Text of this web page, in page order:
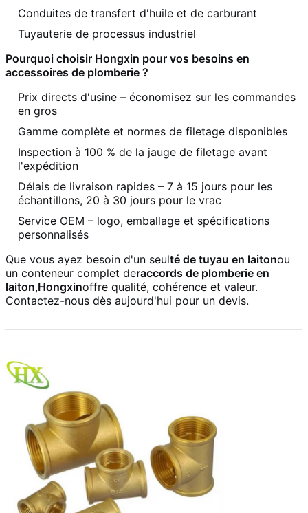
Conduites de transfert d'huile et de carburant
Tuyauterie de processus industriel
Pourquoi choisir Hongxin pour vos besoins en
accessoires de plomberie ?
Prix ​​​​directs d'usine – économisez sur les commandes
en gros
Gamme complète et normes de filetage disponibles
Inspection à 100 % de la jauge de filetage avant
l'expédition
Délais de livraison rapides – 7 à 15 jours pour les
échantillons, 20 à 30 jours pour le vrac
Service OEM – logo, emballage et spécifications
personnalisés
Que vous ayez besoin d'un seulté de tuyau en laitonou
un conteneur complet deraccords de plomberie en
laiton,Hongxinoffre qualité, cohérence et valeur.
Contactez-nous dès aujourd'hui pour un devis.